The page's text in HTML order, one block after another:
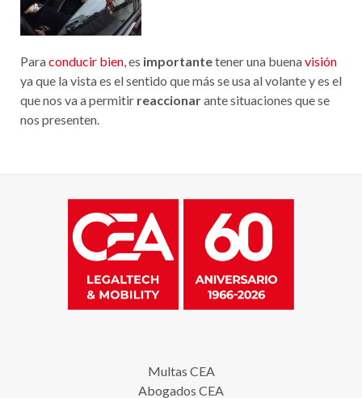
Paraconducir bien, es importantetener una buenavisión
ya que la vista es el sentido que más se usa al volante y es el
que nos va a permitir reaccionarante situaciones que se
nos presenten.
Multas CEA
Abogados CEA